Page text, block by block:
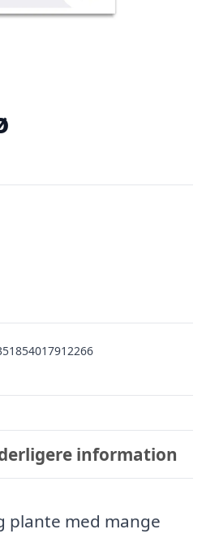
information
plante med mange